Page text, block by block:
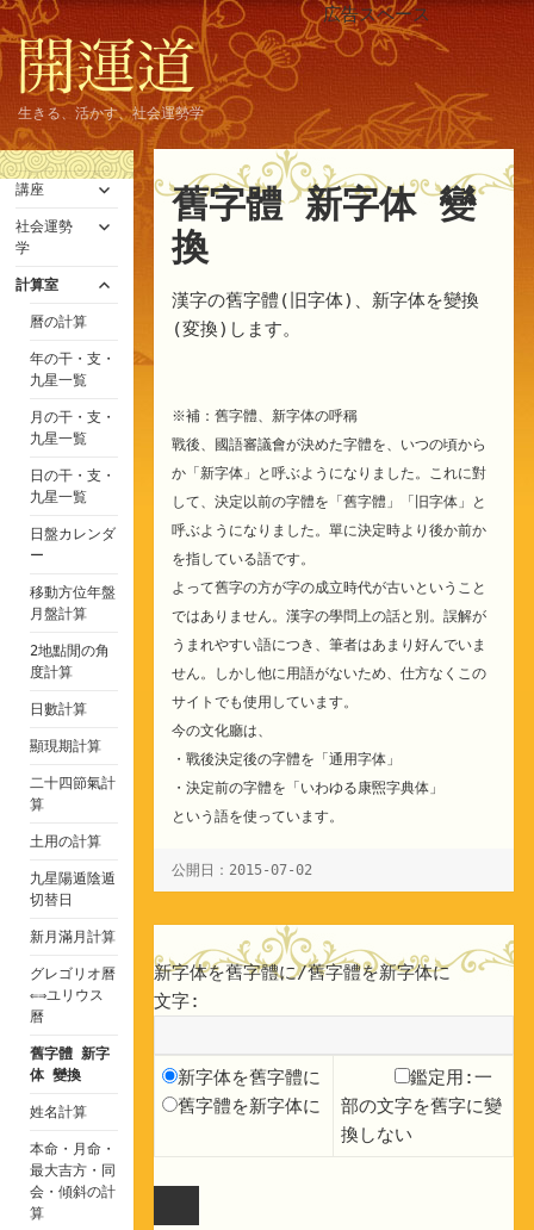
生きる、活かす、社会運勢学
広告スペース
講座
サ
メ
ー
社会運勢
学
ニ
展
計算室
ュ
展
曆の計算
年の干・支・
九星一覧
月の干・支・
九星一覧
日の干・支・
九星一覧
日盤カレンダ
ー
移動方位年盤
月盤計算
2地點閒の角
度計算
日數計算
顯現期計算
二十四節氣計
算
土用の計算
九星陽遁陰遁
切替日
新月滿月計算
グレゴリオ曆
⇐⇒ユリウス
曆
舊字體 新字
体 變換
姓名計算
本命・月命・
最大吉方・同
会・傾斜の計
算
舊字體 新字体 變
換
漢字の舊字體(旧字体)、新字体を變換
(変換)します。
※補：舊字體、新字体の呼稱
戰後、國語審議會が決めた字體を、いつの頃から
か「新字体」と呼ぶようになりました。これに對
して、決定以前の字體を「舊字體」「旧字体」と
呼ぶようになりました。單に決定時より後か前か
を指している語です。
よって舊字の方が字の成立時代が古いということ
ではありません。漢字の學問上の話と別。誤解が
うまれやすい語につき、筆者はあまり好んでいま
せん。しかし他に用語がないため、仕方なくこの
サイトでも使用しています。
今の文化廳は、
・戰後決定後の字體を「通用字体」
・決定前の字體を「いわゆる康煕字典体」
という語を使っています。
公開日：2015-07-02
新字体を舊字體に/舊字體を新字体に
文字:
新字体を舊字體に
舊字體を新字体に
鑑定用:一
部の文字を舊字に變
換しない